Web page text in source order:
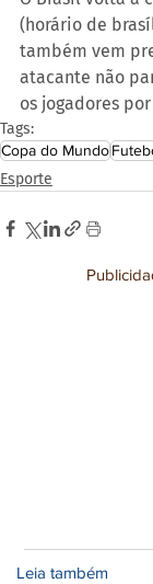
(horário de
também vem
atacante não
os jogadores
Tags:
Copa do Mundo
Esporte
Leia também